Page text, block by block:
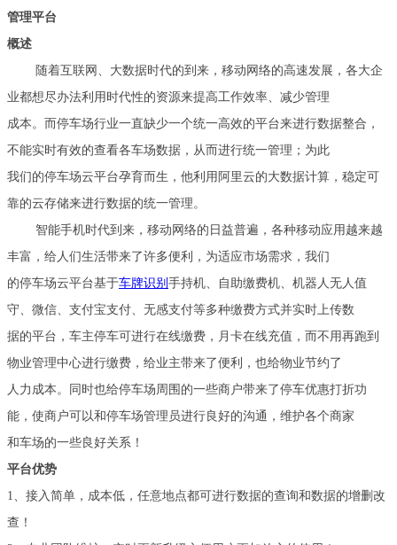
管理平台
概述
随着互联网、大数据时代的到来，移动网络的高速发展，各大企
业都想尽办法利用时代性的资源来提高工作效率、减少管理
成本。而停车场行业一直缺少一个统一高效的平台来进行数据整合，
不能实时有效的查看各车场数据，从而进行统一管理；为此
我们的停车场云平台孕育而生，他利用阿里云的大数据计算，稳定可
靠的云存储来进行数据的统一管理。
智能手机时代到来，移动网络的日益普遍，各种移动应用越来越
丰富，给人们生活带来了许多便利，为适应市场需求，我们
的停车场云平台基于车牌识别 手持机、自助缴费机、机器人无人值
守、微信、支付宝支付、无感支付等多种缴费方式并实时上传数
据的平台，车主停车可进行在线缴费，月卡在线充值，而不用再跑到
物业管理中心进行缴费，给业主带来了便利，也给物业节约了
人力成本。同时也给停车场周围的一些商户带来了停车优惠打折功
能，使商户可以和停车场管理员进行良好的沟通，维护各个商家
和车场的一些良好关系！
平台优势
1、接入简单，成本低，任意地点都可进行数据的查询和数据的增删改
查！